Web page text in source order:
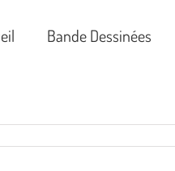
Bande Dessinées